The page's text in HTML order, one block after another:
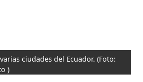
ciudades del Ecuador. (Foto:
)